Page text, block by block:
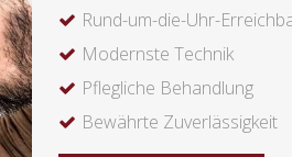
Rund-um-die-Uhr-
Modernste Technik
Pflegliche Behandlung
Bewährte Zuverlässigkeit